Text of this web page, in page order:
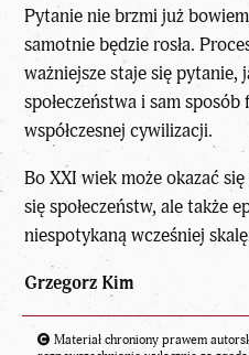
Pytanie nie brzmi już
samotnie będzie rosła.
ważniejsze staje się pytanie,
społeczeństwa i sam
współczesnej cywilizacji.
Bo XXI wiek może okazać
się społeczeństw, ale także
niespotykaną wcześniej
Grzegorz Kim
Materiał chroniony prawem